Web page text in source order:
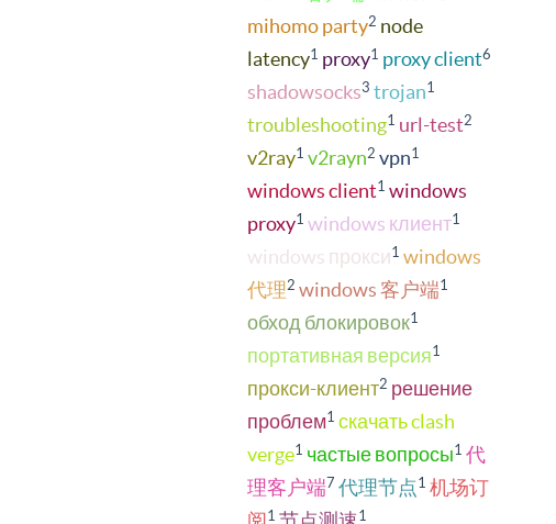
mihomo party2 node
latency1 proxy1 proxy client6
shadowsocks3 trojan1
troubleshooting1 url-test2
v2ray1 v2rayn2 vpn1
windows client1 windows
proxy1 windows клиент1
windows прокси 1 windows
代理2 windows 客户端1
обход блокировок1
портативная версия1
прокси-клиент2 решение
проблем1 скачать clash
verge1 частые вопросы1 代
理客户端7 代理节点 1 机场订
1 1